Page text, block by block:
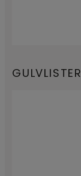
GULVLISTER